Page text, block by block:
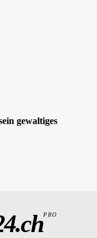
gewaltiges
PRO